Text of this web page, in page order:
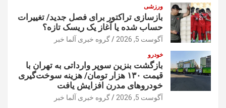
ورزشی
بازسازی تراکتور برای فصل جدید/ تغییرات
حساب شده یا آغاز یک ریسک تازه؟
آگوست 5, 2026 گروه خبری آلما خبر
خودرو
بازگشت بنزین سوپر وارداتی به تهران با
قیمت ۱۳۰ هزار تومان/ هزینه سوخت‌گیری
خودرو‌های مدرن افزایش یافت
آگوست 5, 2026 گروه خبری آلما خبر